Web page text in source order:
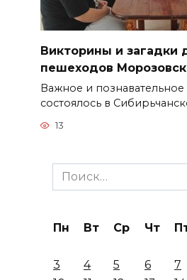
Викторины и загадки
пешеходов
Важное и познавательное
состоялось в
13
Search
for:
Пн Вт Ср Чт
3
4 5 6 7